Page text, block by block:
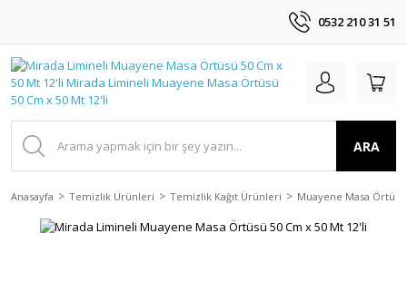
0532 210 31 51
ARA
Anasayfa Temizlik Ürünleri Temizlik Kağıt Ürünleri Muayene Masa